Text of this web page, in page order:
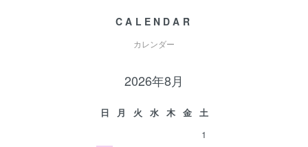
CALENDAR
カレンダー
2026年8月
日 月 火 水 木 金
土
1